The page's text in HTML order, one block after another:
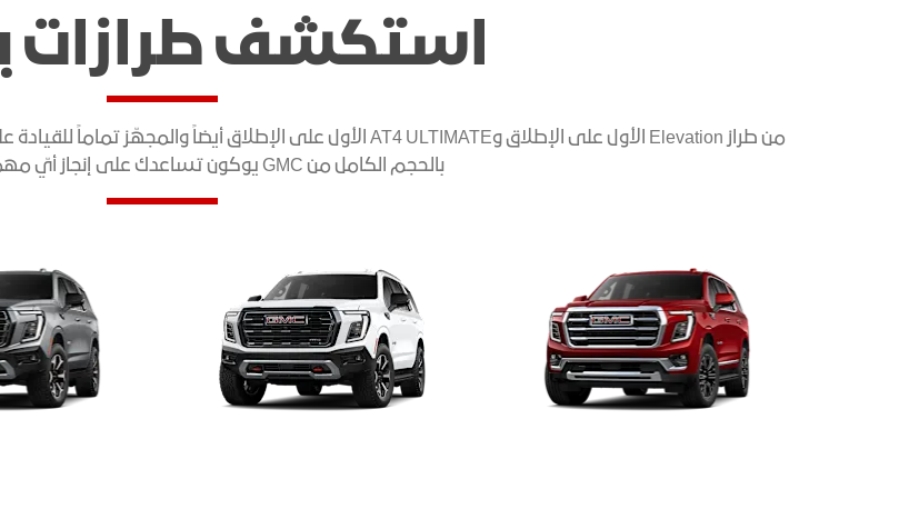
استكشف طرازات
بالحجم الكامل من GMC يوكون تساعدك على إنجاز أيّ مهمّة في انتظارك.